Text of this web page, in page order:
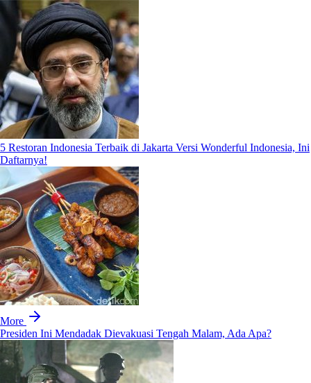
5 Restoran Indonesia Terbaik di Jakarta Versi Wonderful Indonesia, Ini
Daftarnya!
More
Presiden Ini Mendadak Dievakuasi Tengah Malam, Ada Apa?